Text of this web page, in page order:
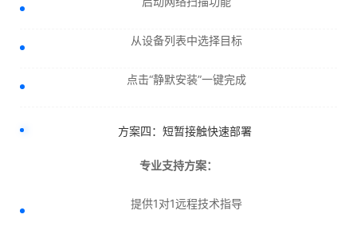
从设备列表中选择目标
点击“静默安装”一键完成
方案四：短暂接触快速部署
专业支持方案：
提供1对1远程技术指导